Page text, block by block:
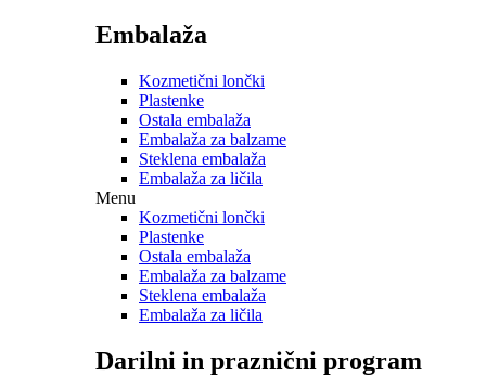
Embalaža
Kozmetični lončki
Plastenke
Ostala embalaža
Embalaža za balzame
Steklena embalaža
Embalaža za ličila
Menu
Kozmetični lončki
Plastenke
Ostala embalaža
Embalaža za balzame
Steklena embalaža
Embalaža za ličila
Darilni in praznični program